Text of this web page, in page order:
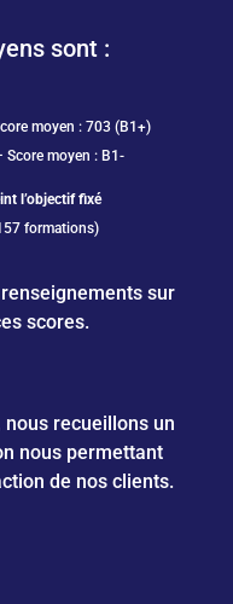
sont :
moyen : 703 (B1+)
Score moyen : B1-
l’objectif fixé
formations)
sur
scores.
recueillons un
nous permettant
de nos clients.